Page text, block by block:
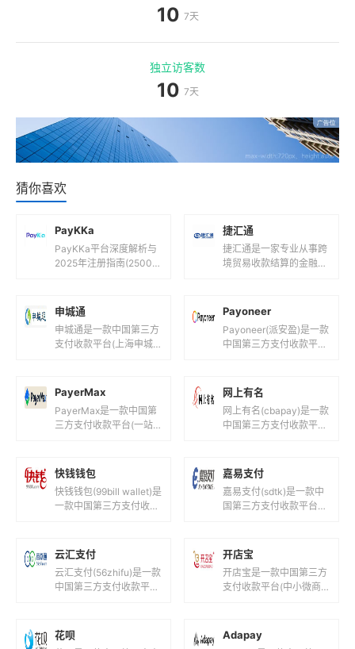
10 7天
独立访客数
10 7天
猜你喜欢
PayKKa
PayKKa平台深度解析与
2025年注册指南(2500
1 平台背景...
捷汇通
捷汇通是一家专业从事跨
境贸易收款结算的金融科
汇通支持多种主流货币，
包括但不限...
申城通
申城通是一款中国第三方
支付收款平台(上海申城
货币之间的电子支付、转
账和汇款服...
Payoneer
Payoneer(派安盈)是一款
中国第三方支付收款平台
币,美元,欧元,英镑...
PayerMax
PayerMax是一款中国第
三方支付收款平台(一站
等国际主流货币之间的电
子...
网上有名
网上有名(cbapay)是一款
中国第三方支付收款平台
人民币等国际主流货币之
间...
快钱钱包
快钱钱包(99bill wallet)是
一款中国第三方支付收款
等国际主流货币之...
嘉易支付
嘉易支付(sdtk)是一款中
国第三方支付收款平台
持人民币等国际主流货币
之间的...
云汇支付
云汇支付(56zhifu)是一款
中国第三方支付收款平台
国际主流货币之间的电
子...
开店宝
开店宝是一款中国第三方
支付收款平台(中小微商
民币等国际主流货币之间
的电子支付...
花呗 Adapay